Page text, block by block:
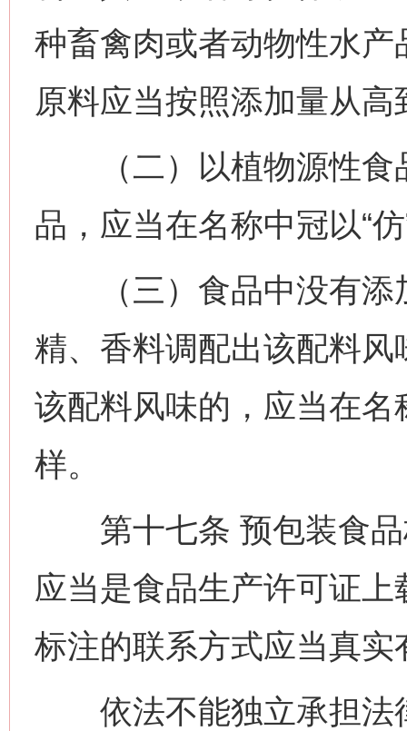
种畜禽肉或者动物性水
原料应当按照添加量从
（二）以植物源性食
品，应当在名称中冠以“
（三）食品中没有添
精、香料调配出该配料
该配料风味的，应当在名
样。
第十七条 预包装食品
应当是食品生产许可证
标注的联系方式应当真实
依法不能独立承担法